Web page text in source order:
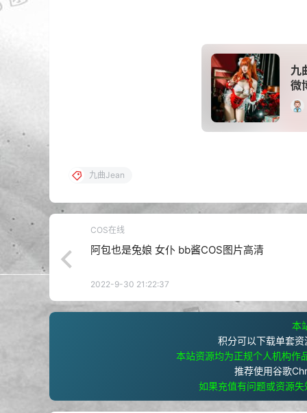
九
微
九曲Jean
COS在线
阿包也是兔娘 女仆 bb酱COS图片高清
2022-9-30 21:22:37
本
积分可以下载单套
本站资源均为正规个人机构作
推荐使用谷歌
如果充值有问题或资源